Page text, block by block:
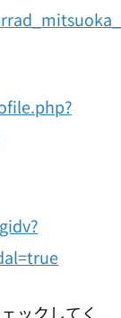
ックしてく